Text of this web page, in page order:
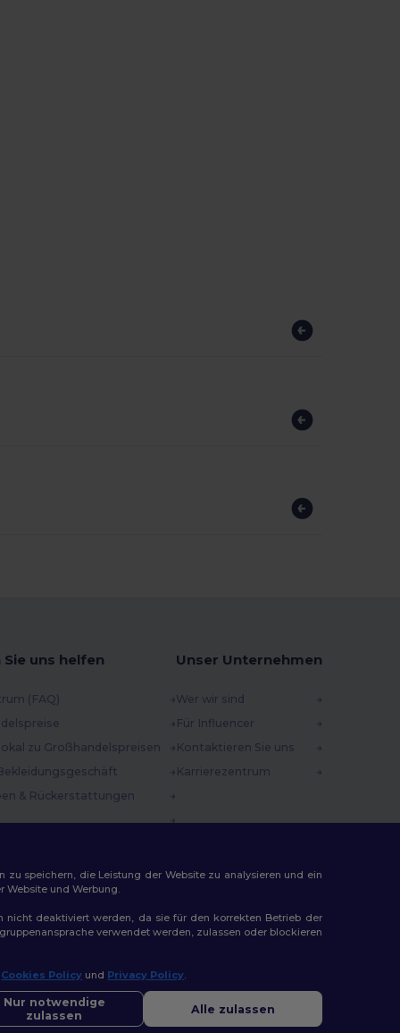
Sie uns helfen
(FAQ)
zu Großhandelspreisen
& Rückerstattungen
Unser Unternehmen
Wer wir sind
Für Influencer
Kontaktieren Sie uns
Karrierezentrum
zu speichern, die Leistung der Website zu analysieren und ein
Website und Werbung.
nicht deaktiviert werden, da sie für den korrekten Betrieb der
verwendet werden, zulassen oder blockieren
Cookies Policy und Privacy Policy.
Nur notwendige
zulassen
Alle zulassen